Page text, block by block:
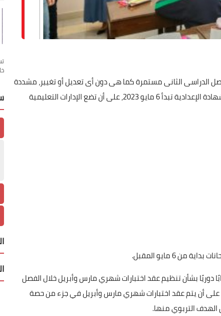
الدراسى الثانى مستمرة كما هى دون أى تعديل أو تغيير، مشددة
على أن مواعيد امتحانات الفصل الدراسي الثاني لصفوف النقل والشهادة الإعدادية تبدأ 6 مايو 2023، على أن تضع الإدارات التعليمية
6 مايو المقبل.
دوريًا بشأن تنظيم عقد اختبارات شهري مارس وأبريل خلال الفصل
2023، حيث نص الكتاب الدوري على أن يتم عقد اختبارات شهري مارس وأبريل في جزء من حصة
التربوي منها.